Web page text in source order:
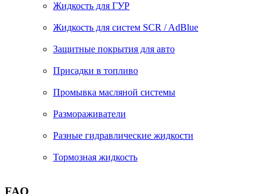
Жидкость для ГУР
Жидкость для систем SCR / AdBlue
Защитные покрытия для авто
Присадки в топливо
Промывка масляной системы
Размораживатели
Разные гидравлические жидкости
Тормозная жидкость
FAQ